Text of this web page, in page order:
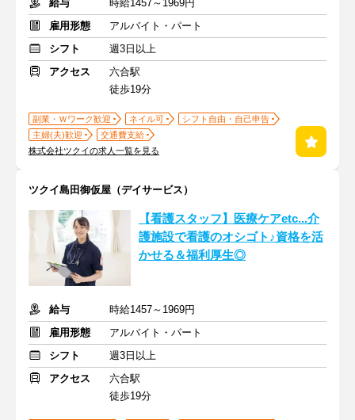
給与
時給1457～1969円
雇用形態
アルバイト・パート
シフト
週3日以上
アクセス
六合駅
徒歩19分
副業・Ｗワーク歓迎 ネイル可
シフト自由・自己申告
主婦(夫)歓迎
交通費支給
株式会社ツクイの求人一覧を見る
ツクイ島田御仮屋（デイサービス）
【看護スタッフ】医療ケアetc...介
護施設で看護のオシゴト♪資格を活
かせる＆福利厚生◎
給与
時給1457～1969円
雇用形態
アルバイト・パート
シフト
週3日以上
アクセス
六合駅
徒歩19分